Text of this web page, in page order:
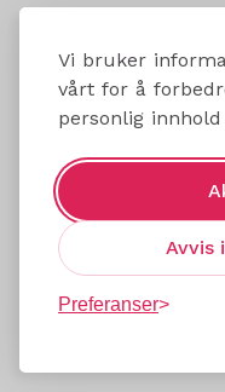
Vi bruker
vårt for å
personlig
Avvis
Preferanser